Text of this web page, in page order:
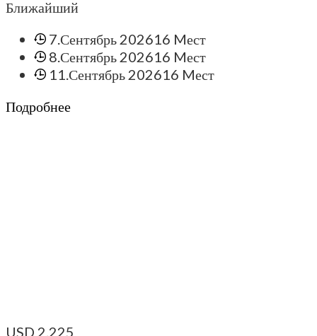
Ближайший
7.Сентябрь 202616 Mест
8.Сентябрь 202616 Mест
11.Сентябрь 202616 Mест
Подробнее
USD 2.225